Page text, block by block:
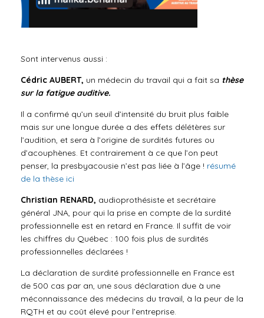
Sont intervenus aussi :
Cédric AUBERT, un médecin du travail qui a fait sa thèse
sur la fatigue auditive.
Il a confirmé qu’un seuil d’intensité du bruit plus faible
mais sur une longue durée a des effets délétères sur
l’audition, et sera à l’origine de surdités futures ou
d’acouphènes. Et contrairement à ce que l’on peut
penser, la presbyacousie n’est pas liée à l’âge ! résumé
de la thèse ici
Christian RENARD, audioprothésiste et secrétaire
général JNA, pour qui la prise en compte de la surdité
professionnelle est en retard en France. Il suffit de voir
les chiffres du Québec : 100 fois plus de surdités
professionnelles déclarées !
La déclaration de surdité professionnelle en France est
de 500 cas par an, une sous déclaration due à une
méconnaissance des médecins du travail, à la peur de la
RQTH et au coût élevé pour l’entreprise.